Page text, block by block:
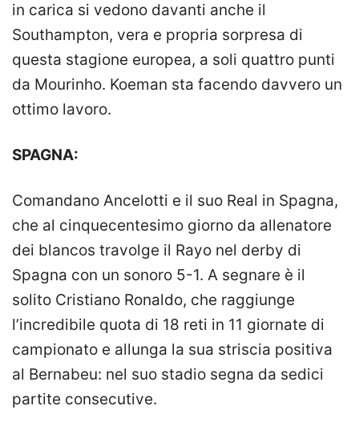
in carica si vedono davanti anche il
Southampton, vera e propria sorpresa di
questa stagione europea, a soli quattro punti
da Mourinho. Koeman sta facendo davvero un
ottimo lavoro.
SPAGNA:
Comandano Ancelotti e il suo Real in Spagna,
che al cinquecentesimo giorno da allenatore
dei blancos travolge il Rayo nel derby di
Spagna con un sonoro 5-1. A segnare è il
solito Cristiano Ronaldo, che raggiunge
l’incredibile quota di 18 reti in 11 giornate di
campionato e allunga la sua striscia positiva
al Bernabeu: nel suo stadio segna da sedici
partite consecutive.